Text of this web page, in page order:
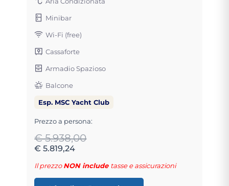
Minibar
Wi-Fi (free)
Cassaforte
Armadio Spazioso
Balcone
Esp. MSC Yacht Club
Prezzo a persona:
€ 5.938,00
€ 5.819,24
Il prezzoNON include tasse e assicurazioni